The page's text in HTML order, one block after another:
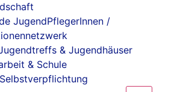
JugendPflegerInnen /
& Jugendhäuser
& Schule